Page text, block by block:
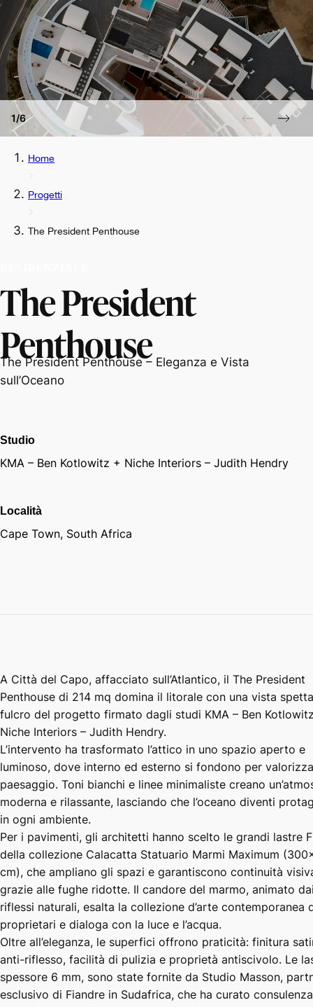
Home
Progetti
The President Penthouse
The President
Penthouse
The President Penthouse – Eleganza e Vista
sull’Oceano
1/6
Studio
KMA – Ben Kotlowitz + Niche Interiors – Judith Hendry
Località
Cape Town, South Africa
A Città del Capo, affacciato sull’Atlantico, il The President
Penthouse di 214 mq domina il litorale con una vista
fulcro del progetto firmato dagli studi KMA – Ben
Niche Interiors – Judith Hendry.
L’intervento ha trasformato l’attico in uno spazio aperto e
luminoso, dove interno ed esterno si fondono per
paesaggio. Toni bianchi e linee minimaliste creano
moderna e rilassante, lasciando che l’oceano diventi
in ogni ambiente.
Per i pavimenti, gli architetti hanno scelto le grandi lastre
della collezione Calacatta Statuario Marmi Maximum
cm), che ampliano gli spazi e garantiscono continuità
grazie alle fughe ridotte. Il candore del marmo, animato
riflessi naturali, esalta la collezione d’arte contemporanea
proprietari e dialoga con la luce e l’acqua.
Oltre all’eleganza, le superfici offrono praticità: finitura
anti-riflesso, facilità di pulizia e proprietà antiscivolo. Le
spessore 6 mm, sono state fornite da Studio Masson,
esclusivo di Fiandre in Sudafrica, che ha curato